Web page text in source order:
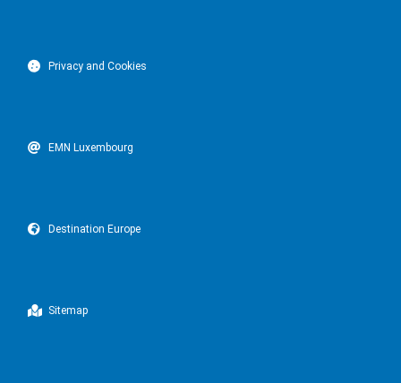
Privacy and Cookies
EMN Luxembourg
Destination Europe
Sitemap